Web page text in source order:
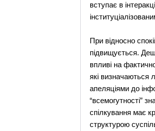
вступає в
При відносно
підвищується.
впливі на
які визначаються
апеляціями до
“всемогутності”
спілкування має
структурою